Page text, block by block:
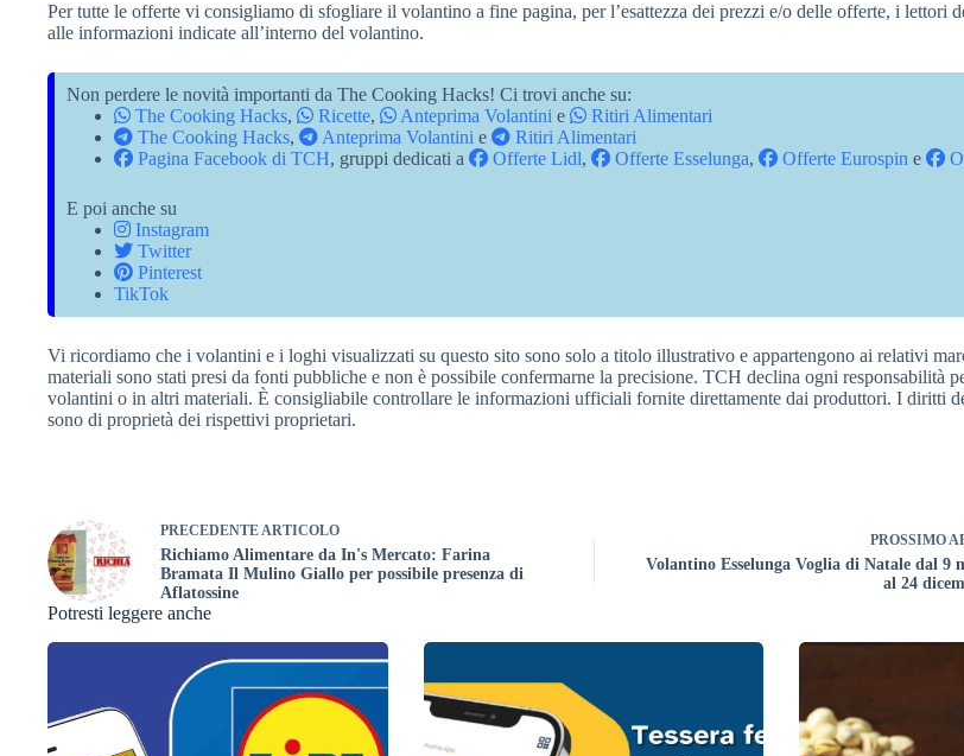
Per tutte le offerte vi consigliamo di sfogliare il volantino a fine pagina, per l’esattezza dei prezzi e/o delle offerte, i lettori
alle informazioni indicate all’interno del volantino.
Non perdere le novità importanti da The Cooking Hacks! Ci trovi anche su:
The Cooking Hacks, Ricette, Anteprima Volantini e
Ritiri Alimentari
The Cooking Hacks, Anteprima Volantini e
Ritiri Alimentari
Pagina Facebook di TCH, gruppi dedicati a Offerte Lidl, Offerte Esselunga, Offerte Eurospin e
E poi anche su
Instagram
Twitter
Pinterest
TikTok
Vi ricordiamo che i volantini e i loghi visualizzati su questo sito sono solo a titolo illustrativo e appartengono ai relativi
materiali sono stati presi da fonti pubbliche e non è possibile confermarne la precisione. TCH declina ogni responsabilità
volantini o in altri materiali. È consigliabile controllare le informazioni ufficiali fornite direttamente dai produttori. I diritti
sono di proprietà dei rispettivi proprietari.
PRECEDENTEARTICOLO
Richiamo Alimentare da In's Mercato: Farina
Bramata Il Mulino Giallo per possibile presenza di
Aflatossine
PROSSIMO
Volantino Esselunga Voglia di Natale dal 9
al 24
Potresti leggere anche